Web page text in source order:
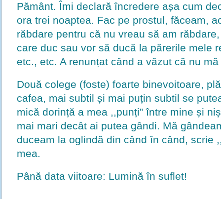
Pământ. Îmi declară încredere așa cum
ora trei noaptea. Fac pe prostul, făceam,
răbdare pentru că nu vreau să am
care duc sau vor să ducă la părerile mele
etc., etc. A renunțat când a văzut că nu
Două colege (foste) foarte binevoitoare,
cafea, mai subtil și mai puțin subtil se
mică dorință a mea ,,punți” între mine și
mai mari decât ai putea gândi. Mă
duceam la oglindă din când în când, scrie
mea.
Până data viitoare: Lumină în suflet!